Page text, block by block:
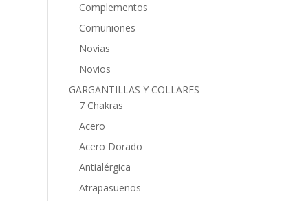
Complementos
Comuniones
Novias
Novios
GARGANTILLAS Y COLLARES
7 Chakras
Acero
Acero Dorado
Antialérgica
Atrapasueños